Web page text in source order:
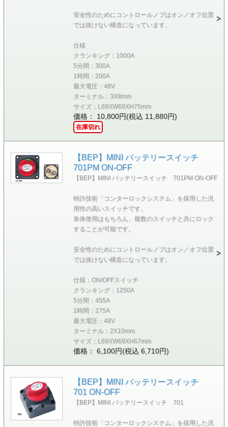
安全性のためにコントロールノブはオン／オフ位置
では抜けない構造になっています。
仕様
クランキング：1000A
5分間：300A
1時間：200A
最大電圧：48V
ターミナル：3X8mm
サイズ：L69XW69XH75mm
価格： 10,800円(税込 11,880円)
在庫切れ
【BEP】MINI バッテリースイッチ
701PM ON-OFF
【BEP】MINI バッテリースイッチ 701PM ON-OFF
特許技術「コンターロックシステム」を採用した汎
用性の高いスイッチです。
単体使用はもちろん、複数のスイッチと共にロック
することが可能です。
安全性のためにコントロールノブはオン／オフ位置
では抜けない構造になっています。
仕様：ON/OFFスイッチ
クランキング：1250A
5分間：455A
1時間：275A
最大電圧：48V
ターミナル：2X10mm
サイズ：L69XW69XH67mm
価格： 6,100円(税込 6,710円)
【BEP】MINI バッテリースイッチ
701 ON-OFF
【BEP】MINI バッテリースイッチ 701
特許技術「コンターロックシステム」を採用した汎